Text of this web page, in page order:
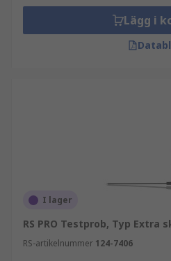
Lägg i
I lager
RS PRO Testprob, Typ Extra
RS-artikelnummer 124-7406